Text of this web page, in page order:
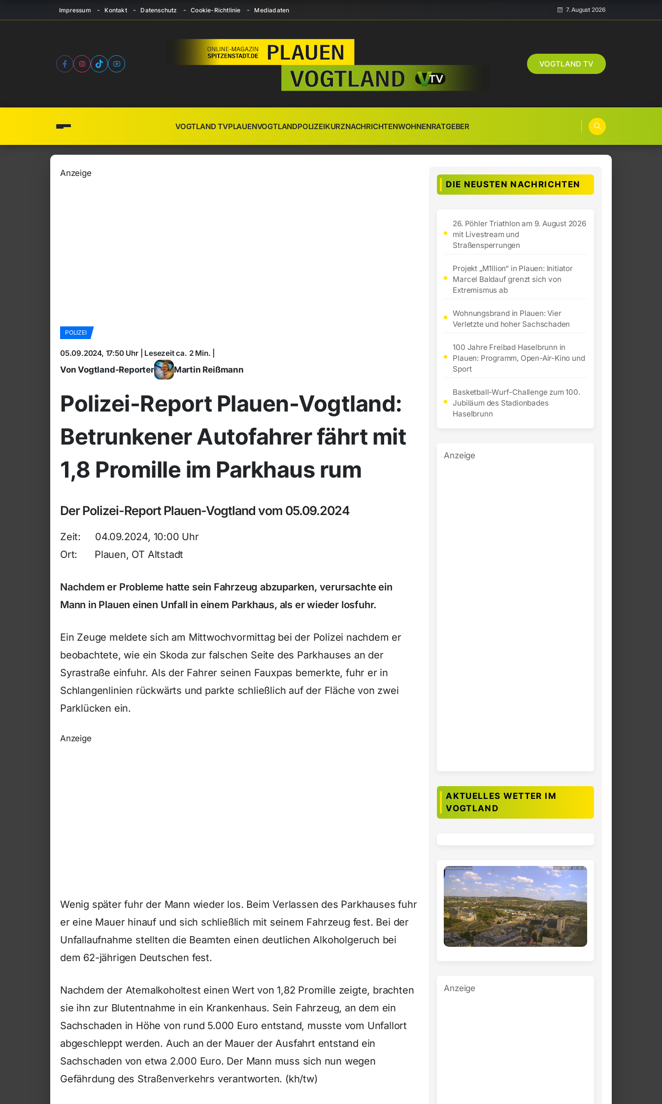
Impressum Kontakt Datenschutz Cookie-Richtlinie Mediadaten 7. August 2026
VOGTLAND TV
VOGTLAND TVPLAUENVOGTLANDPOLIZEIKURZNACHRICHTENWOHNENRATGEBER
Anzeige
POLIZEI
05.09.2024, 17:50 Uhr | Lesezeit ca. 2 Min. |
Von Vogtland-Reporter Martin Reißmann
Polizei-Report Plauen-Vogtland:
Betrunkener Autofahrer fährt mit
1,8 Promille im Parkhaus rum
Der Polizei-Report Plauen-Vogtland vom 05.09.2024
Zeit: 04.09.2024, 10:00 Uhr
Ort: Plauen, OT Altstadt
Nachdem er Probleme hatte sein Fahrzeug abzuparken, verursachte ein
Mann in Plauen einen Unfall in einem Parkhaus, als er wieder losfuhr.
Ein Zeuge meldete sich am Mittwochvormittag bei der Polizei nachdem er
beobachtete, wie ein Skoda zur falschen Seite des Parkhauses an der
Syrastraße einfuhr. Als der Fahrer seinen Fauxpas bemerkte, fuhr er in
Schlangenlinien rückwärts und parkte schließlich auf der Fläche von zwei
Parklücken ein.
Anzeige
Wenig später fuhr der Mann wieder los. Beim Verlassen des Parkhauses fuhr
er eine Mauer hinauf und sich schließlich mit seinem Fahrzeug fest. Bei der
Unfallaufnahme stellten die Beamten einen deutlichen Alkoholgeruch bei
dem 62-jährigen Deutschen fest.
Nachdem der Atemalkoholtest einen Wert von 1,82 Promille zeigte, brachten
sie ihn zur Blutentnahme in ein Krankenhaus. Sein Fahrzeug, an dem ein
Sachschaden in Höhe von rund 5.000 Euro entstand, musste vom Unfallort
abgeschleppt werden. Auch an der Mauer der Ausfahrt entstand ein
Sachschaden von etwa 2.000 Euro. Der Mann muss sich nun wegen
Gefährdung des Straßenverkehrs verantworten. (kh/tw)
DIE NEUSTEN NACHRICHTEN
26. Pöhler Triathlon am 9. August 2026
mit Livestream und
Straßensperrungen
Projekt „M1llion“ in Plauen: Initiator
Marcel Baldauf grenzt sich von
Extremismus ab
Wohnungsbrand in Plauen: Vier
Verletzte und hoher Sachschaden
100 Jahre Freibad Haselbrunn in
Plauen: Programm, Open-Air-Kino und
Sport
Basketball-Wurf-Challenge zum 100.
Jubiläum des Stadionbades
Haselbrunn
Anzeige
AKTUELLES WETTER IM
VOGTLAND
Anzeige